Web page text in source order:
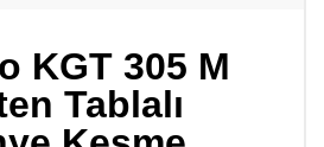
KGT 305 M
Tablalı